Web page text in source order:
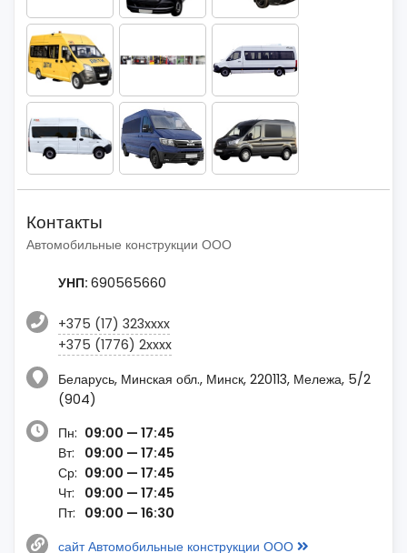
Контакты
Автомобильные конструкции ООО
УНП: 690565660
+375 (17) 323xxxx
+375 (1776) 2xxxx
Беларусь, Минская обл., Минск, 220113, Мележа, 5/2
(904)
Пн: 09:00 — 17:45
Вт:
09:00 — 17:45
Ср: 09:00 — 17:45
Чт:
09:00 — 17:45
Пт: 09:00 — 16:30
сайт Автомобильные конструкции ООО